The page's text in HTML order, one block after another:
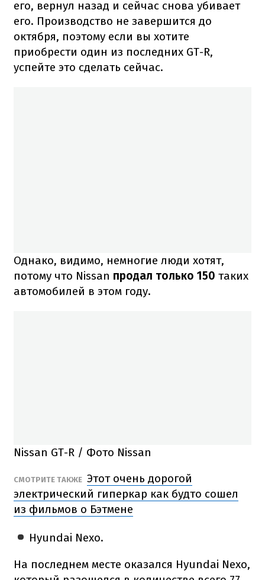
его, вернул назад и сейчас снова убивает
его. Производство не завершится до
октября, поэтому если вы хотите
приобрести один из последних GT-R,
успейте это сделать сейчас.
Однако, видимо, немногие люди хотят,
потому что Nissan продал только 150 таких
автомобилей в этом году.
Nissan GT-R / Фото Nissan
СМОТРИТЕ ТАКЖЕ Этот очень дорогой
электрический гиперкар как будто сошел
из фильмов о Бэтмене
Hyundai Nexo.
На последнем месте оказался Hyundai Nexo,